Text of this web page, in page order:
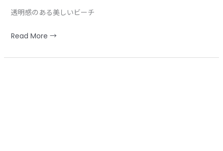
透明感のある美しいビーチ
Read More →